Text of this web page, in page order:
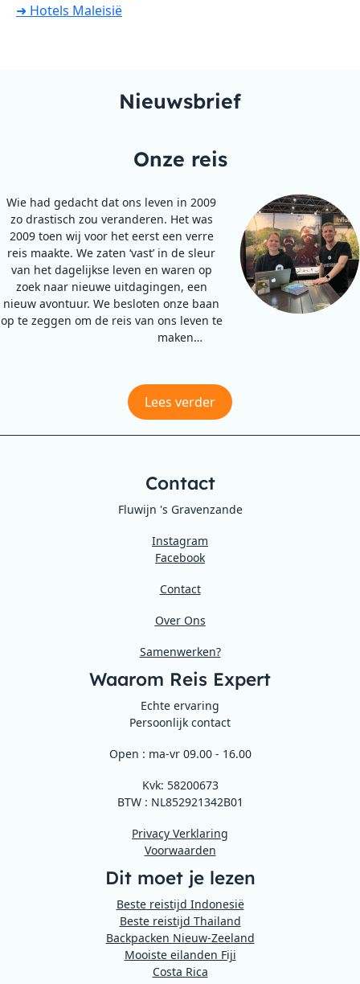
➜ Hotels Maleisië
Nieuwsbrief
Onze reis
Wie had gedacht dat ons leven in 2009
zo drastisch zou veranderen. Het was
2009 toen wij voor het eerst een verre
reis maakte. We zaten ‘vast’ in de sleur
van het dagelijkse leven en waren op
zoek naar nieuwe uitdagingen, een
nieuw avontuur. We besloten onze baan
op te zeggen om de reis van ons leven te
maken…
Lees verder
Contact
Fluwijn 's Gravenzande
Instagram
Facebook
Contact
Over Ons
Samenwerken?
Waarom Reis Expert
Echte ervaring
Persoonlijk contact
Open : ma-vr 09.00 - 16.00
Kvk: 58200673
BTW : NL852921342B01
Privacy Verklaring
Voorwaarden
Dit moet je lezen
Beste reistijd Indonesië
Beste reistijd Thailand
Backpacken Nieuw-Zeeland
Mooiste eilanden Fiji
Costa Rica